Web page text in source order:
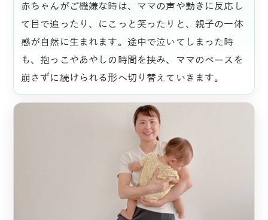
赤ちゃんがご機嫌な時は、ママの声や動きに反応し
て目で追ったり、にこっと笑ったりと、親子の一体
感が自然に生まれます。途中で泣いてしまった時
も、抱っこやあやしの時間を挟み、ママのペースを
崩さずに続けられる形へ切り替えていきます。